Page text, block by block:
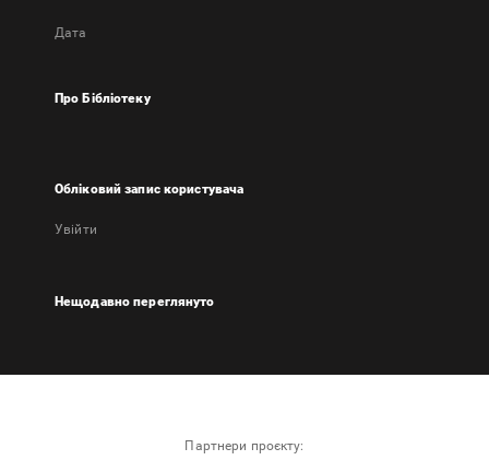
Дата
Про Бібліотеку
Обліковий запис користувача
Увійти
Нещодавно переглянуто
Партнери проєкту: